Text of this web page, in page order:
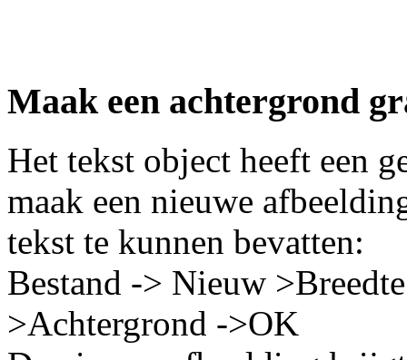
Maak een achtergrond
Het tekst object heeft een
maak een nieuwe
tekst te kunnen bevatten:
Bestand -> Nieuw
>Achtergrond ->OK